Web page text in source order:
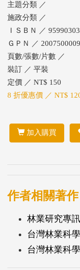
主題分類 ／
施政分類 ／
ＩＳＢＮ ／
ＧＰＮ ／ 2007500009
頁數/張數/片數 ／
裝訂 ／ 平裝
定價 ／ NT$ 150
8 折優惠價 ／ NT$
加入購買
作者相關著作
林業研究專
台灣林業科
台灣林業科